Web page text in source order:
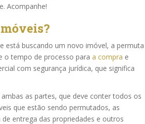
Acompanhe!
está buscando um novo imóvel, a permuta
o tempo de processo para a compra e
com segurança jurídica, que significa
as partes, que deve conter todos os
que estão sendo permutados, as
entrega das propriedades e outros